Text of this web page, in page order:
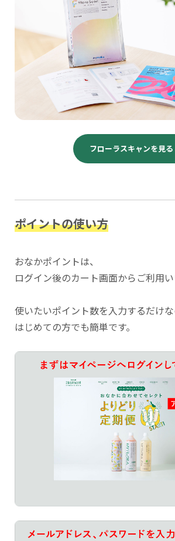
フローラスキャンを見る
ポイントの使い方
おなかポイントは、
ログイン後のカート画面からご利用い
使いたいポイント数を入力するだけな
はじめての方でも簡単です。